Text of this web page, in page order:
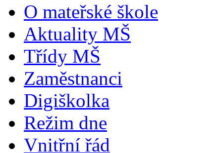
O mateřské škole
Aktuality MŠ
Třídy MŠ
Zaměstnanci
Digiškolka
Režim dne
Vnitřní řád